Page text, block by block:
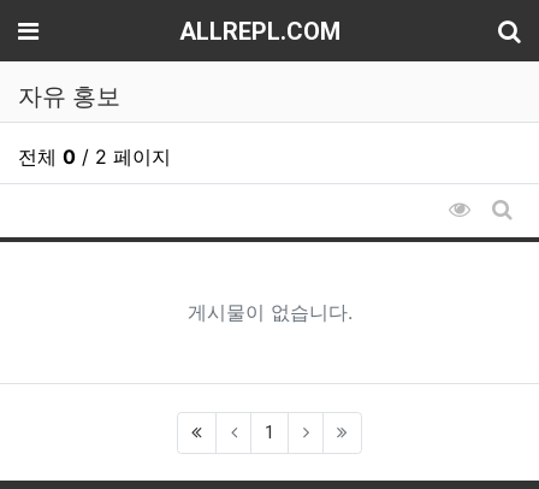
메뉴 ALLREPL.COM
자유 홍보
전체 0 / 2 페이지
조회순
게
게시물이 없습니다.
(first) 1